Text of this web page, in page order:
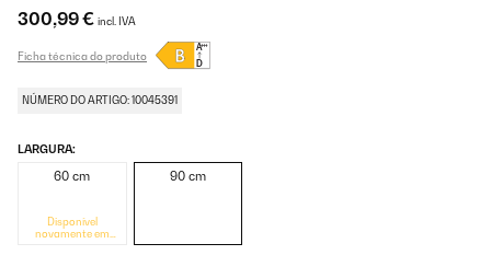
300,99 € incl. IVA
Ficha técnica do produto
NÚMERO DO ARTIGO: 10045391
LARGURA:
60 cm
Disponível
novamente em
90 cm